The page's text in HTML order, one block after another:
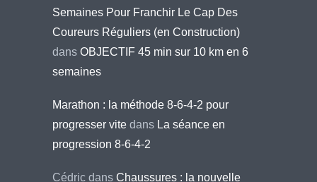
Semaines Pour Franchir Le Cap Des
Coureurs Réguliers (en Construction)
dans OBJECTIF 45 min sur 10 km en 6
semaines
Marathon : la méthode 8-6-4-2 pour
progresser vite dans La séance en
progression 8-6-4-2
Cédric dans Chaussures : la nouvelle